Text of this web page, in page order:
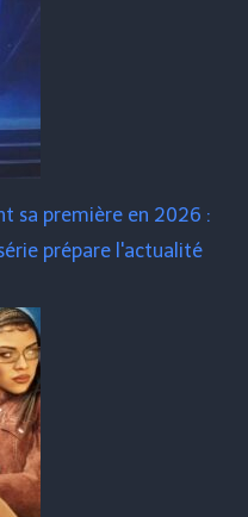
sa première en 2026 :
prépare l'actualité